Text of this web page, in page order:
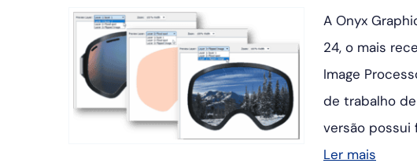
A Onyx
24, o mais
Image
de trabalho
versão possui
Ler mais